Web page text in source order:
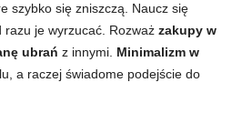
szybko się zniszczą. Naucz się
razu je wyrzucać. Rozważ zakupy w
ubrań z innymi. Minimalizm w
a raczej świadome podejście do